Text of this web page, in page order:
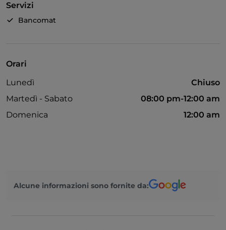
Servizi
Bancomat
Orari
Lunedì
Chiuso
Martedì - Sabato
08:00 pm-12:00 am
Domenica
12:00 am
Alcune informazioni sono fornite da: